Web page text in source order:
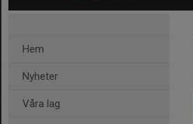
Hem
Nyheter
Våra lag